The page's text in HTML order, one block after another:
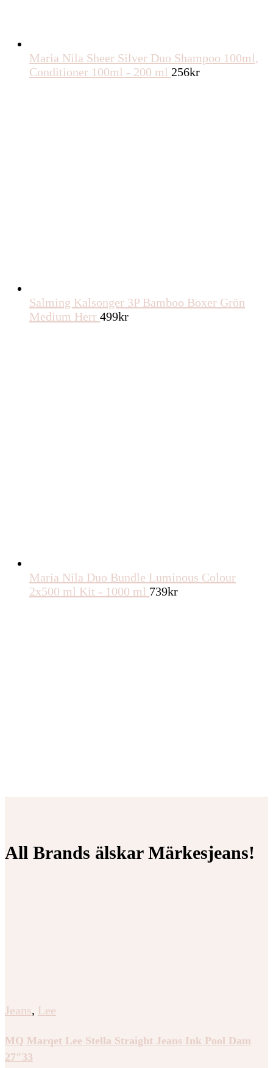
Maria Nila Sheer Silver Duo Shampoo 100ml,
Conditioner 100ml - 200 ml 256kr
Salming Kalsonger 3P Bamboo Boxer Grön
Medium Herr 499kr
Maria Nila Duo Bundle Luminous Colour
2x500 ml Kit - 1000 ml 739kr
All Brands älskar Märkesjeans!
Jeans, Lee
MQ Marqet Lee Stella Straight Jeans Ink Pool Dam
27″33